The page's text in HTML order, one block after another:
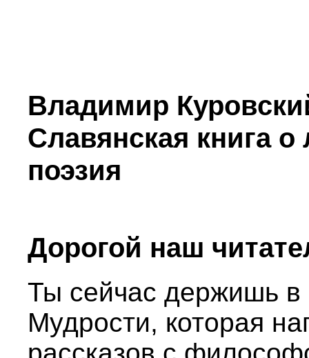
Владимир
Славянская книга
поэзия
Дорогой наш
Ты сейчас держишь в
Мудрости, которая